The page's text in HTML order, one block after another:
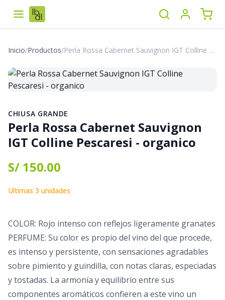
Inicio/Productos/ Perla Rossa Cabernet Sauvignon IGT Colline Pescaresi - organico
CHIUSA GRANDE
Perla Rossa Cabernet Sauvignon
IGT Colline Pescaresi - organico
S/ 150.00
Ultimas 3 unidades
COLOR: Rojo intenso con reflejos ligeramente granates
PERFUME: Su color es propio del vino del que procede,
es intenso y persistente, con sensaciones agradables
sobre pimiento y guindilla, con notas claras, especiadas
y tostadas. La armonía y equilibrio entre sus
componentes aromáticos confieren a este vino un